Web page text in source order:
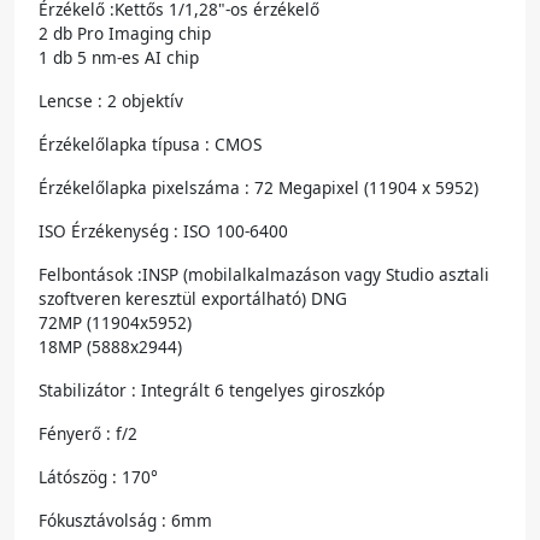
Érzékelő :Kettős 1/1,28"-os érzékelő
2 db Pro Imaging chip
1 db 5 nm-es AI chip
Lencse : 2 objektív
Érzékelőlapka típusa : CMOS
Érzékelőlapka pixelszáma : 72 Megapixel (11904 x 5952)
ISO Érzékenység : ISO 100-6400
Felbontások :INSP (mobilalkalmazáson vagy Studio asztali
szoftveren keresztül exportálható) DNG
72MP (11904x5952)
18MP (5888x2944)
Stabilizátor : Integrált 6 tengelyes giroszkóp
Fényerő : f/2
Látószög : 170°
Fókusztávolság : 6mm